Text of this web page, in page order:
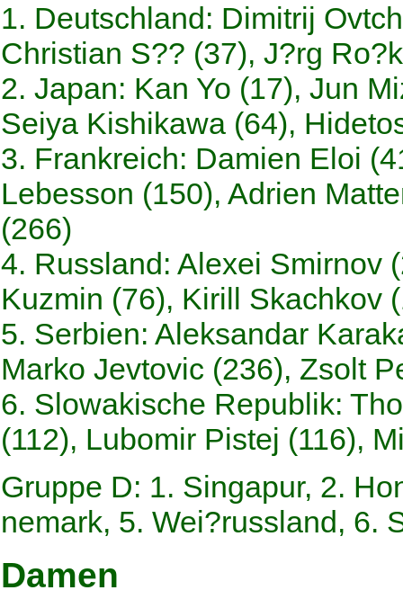
1. Deutschland: Dimitrij
Christian S?? (37), J?rg
2. Japan: Kan Yo (17), Jun
Seiya Kishikawa (64),
3. Frankreich: Damien Eloi
Lebesson (150), Adrien
(266)
4. Russland: Alexei Smirnov
Kuzmin (76), Kirill Skachkov
5. Serbien: Aleksandar
Marko Jevtovic (236), Zsolt
6. Slowakische Republik:
(112), Lubomir Pistej (116),
Gruppe D: 1. Singapur, 2.
nemark, 5. Wei?russland, 6.
Damen